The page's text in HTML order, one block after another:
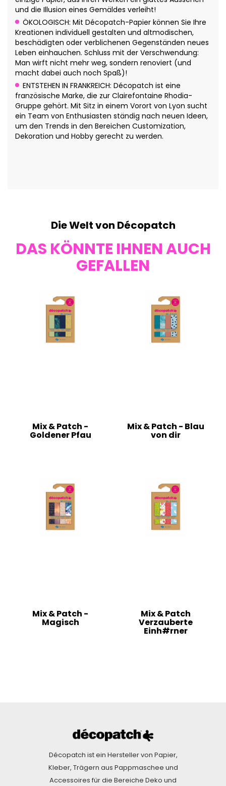
und die Illusion eines Gemäldes verleiht!
ÖKOLOGISCH: Mit Décopatch-Papier können Sie Ihre
Kreationen individuell gestalten und altmodischen,
beschädigten oder verblichenen Gegenständen neues
Leben einhauchen. Schluss mit der Verschwendung:
Man wirft nicht mehr weg, sondern renoviert (und
macht dabei auch noch Spaß)!
ENTSTEHEN IN FRANKREICH: Décopatch ist eine
französische Marke, die zur Clairefontaine Rhodia-
Gruppe gehört. Mit Sitz in einem Vorort von Lyon sucht
ein Team von Enthusiasten ständig nach neuen Ideen,
um den Trends in den Bereichen Customization,
Dekoration und Hobby gerecht zu werden.
Die Welt von Décopatch
DAS KÖNNTE IHNEN AUCH
GEFALLEN
Mix & Patch -
Goldener Pfau
Mix & Patch - Blau
von dir
Mix & Patch -
Magisch
Mix & Patch
Verzauberte
Einh#rner
Décopatch ist ein Hersteller von Papier,
Kleber, Trägern aus Pappmaschee und
Accessoires für die Bereiche Deko und